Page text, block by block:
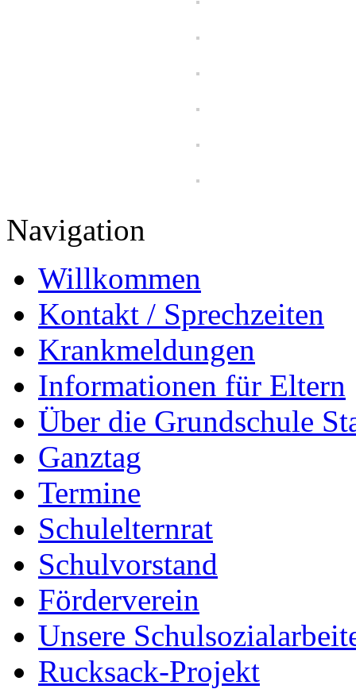
Navigation
Willkommen
Kontakt / Sprechzeiten
Krankmeldungen
Informationen für Eltern
Über die Grundschule
Ganztag
Termine
Schulelternrat
Schulvorstand
Förderverein
Unsere
Rucksack-Projekt